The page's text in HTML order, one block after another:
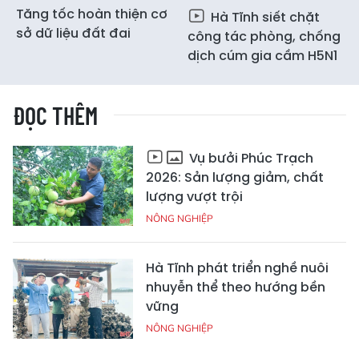
Tăng tốc hoàn thiện cơ
sở dữ liệu đất đai
Hà Tĩnh siết chặt
công tác phòng, chống
dịch cúm gia cầm H5N1
ĐỌC THÊM
Vụ bưởi Phúc Trạch
2026: Sản lượng giảm, chất
lượng vượt trội
NÔNG NGHIỆP
Hà Tĩnh phát triển nghề nuôi
nhuyễn thể theo hướng bền
vững
NÔNG NGHIỆP